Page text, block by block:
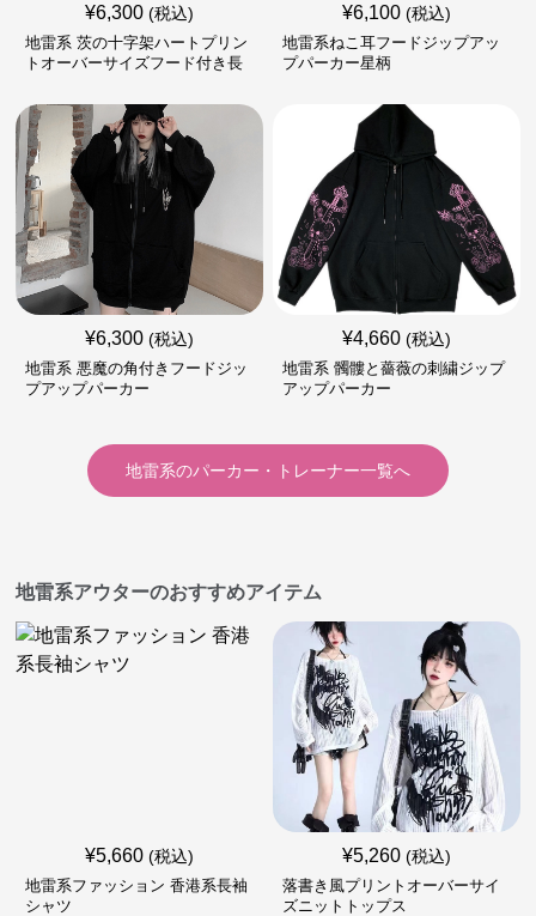
¥6,300 (税込)
地雷系 茨の十字架ハートプリン
トオーバーサイズフード付き長
¥6,100 (税込)
地雷系ねこ耳フードジップアッ
プパーカー星柄
¥6,300 (税込)
地雷系 悪魔の角付きフードジッ
プアップパーカー
¥4,660 (税込)
地雷系 髑髏と薔薇の刺繍ジップ
アップパーカー
地雷系のパーカー・トレーナー一覧へ
地雷系アウターのおすすめアイテム
¥5,660 (税込)
地雷系ファッション 香港系長袖
シャツ
¥5,260 (税込)
落書き風プリントオーバーサイ
ズニットトップス